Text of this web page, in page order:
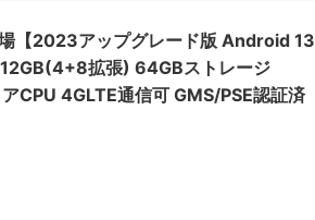
【2023アップグレード版 Android 13
拡張) 64GBストレージ
CPU 4GLTE通信可 GMS/PSE認証済